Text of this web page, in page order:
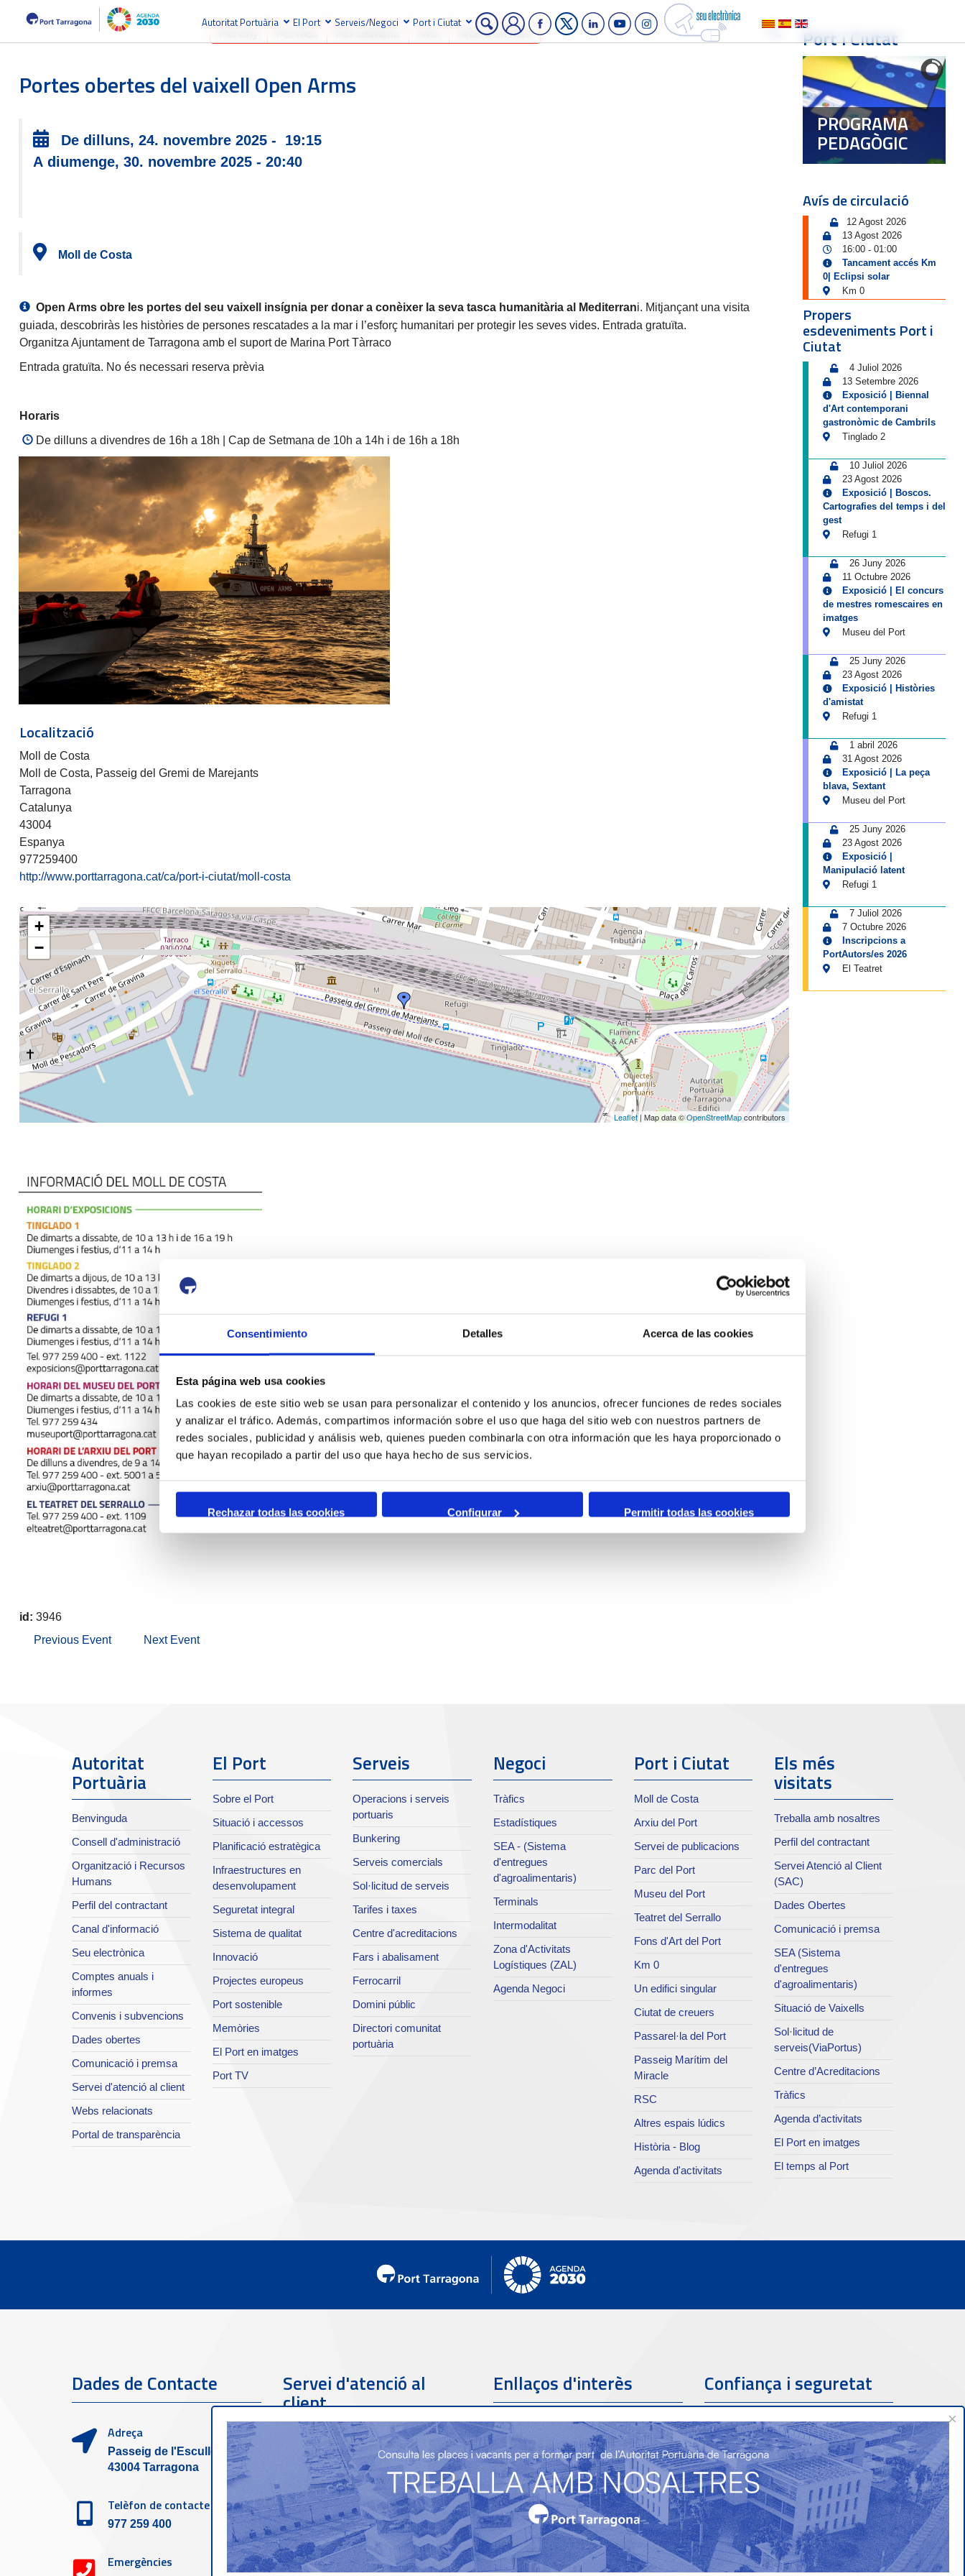
Consentimiento Detalles Acerca de las cookies
Esta página web usa cookies
Las cookies de este sitio web se usan para personalizar el contenido y los anuncios, ofrecer funciones de redes sociales
y analizar el tráfico. Además, compartimos información sobre el uso que haga del sitio web con nuestros partners de
redes sociales, publicidad y análisis web, quienes pueden combinarla con otra información que les haya proporcionado o
que hayan recopilado a partir del uso que haya hecho de sus servicios.
Rechazar todas las cookies Configurar Permitir todas las cookies
Autoritat Portuària El Port Serveis/Negoci Port i Ciutat
Anar a un mes
Portes obertes del vaixell Open Arms
De dilluns, 24. novembre 2025 - 19:15
A diumenge, 30. novembre 2025 - 20:40
Moll de Costa
Open Arms obre les portes del seu vaixell insígnia per donar a conèixer la seva tasca humanitària al Mediterrani. Mitjançant una visita
guiada, descobriràs les històries de persones rescatades a la mar i l’esforç humanitari per protegir les seves vides. Entrada gratuïta.
Organitza Ajuntament de Tarragona amb el suport de Marina Port Tàrraco
Entrada gratuïta. No és necessari reserva prèvia
Horaris
De dilluns a divendres de 16h a 18h | Cap de Setmana de 10h a 14h i de 16h a 18h
Localització
Moll de Costa
Moll de Costa, Passeig del Gremi de Marejants
Tarragona
Catalunya
43004
Espanya
977259400
http://www.porttarragona.cat/ca/port-i-ciutat/moll-costa
+
−
Leaflet| Map data ©OpenStreetMapcontributors
id: 3946
Previous Event
Next Event
Port i Ciutat
PROGRAMA
PEDAGÒGIC
Avís de circulació
12 Agost 2026
13 Agost 2026
16:00- 01:00
Tancament accés Km
0| Eclipsi solar
Km 0
Propers
esdeveniments Port i
Ciutat
4 Juliol 2026
13 Setembre 2026
Exposició | Biennal
d'Art contemporani
gastronòmic de Cambrils
Tinglado 2
10 Juliol 2026
23 Agost 2026
Exposició | Boscos.
Cartografies del temps i del
gest
Refugi 1
26 Juny 2026
11 Octubre 2026
Exposició | El concurs
de mestres romescaires en
imatges
Museu del Port
25 Juny 2026
23 Agost 2026
Exposició | Històries
d'amistat
Refugi 1
1 abril 2026
31 Agost 2026
Exposició | La peça
blava, Sextant
Museu del Port
25 Juny 2026
23 Agost 2026
Exposició |
Manipulació latent
Refugi 1
7 Juliol 2026
7 Octubre 2026
Inscripcions a
PortAutors/es 2026
El Teatret
Autoritat
Portuària
Benvinguda
Consell d'administració
Organització i Recursos
Humans
Perfil del contractant
Canal d'informació
Seu electrònica
Comptes anuals i
informes
Convenis i subvencions
Dades obertes
Comunicació i premsa
Servei d'atenció al client
Webs relacionats
Portal de transparència
El Port
Sobre el Port
Situació i accessos
Planificació estratègica
Infraestructures en
desenvolupament
Seguretat integral
Sistema de qualitat
Innovació
Projectes europeus
Port sostenible
Memòries
El Port en imatges
Port TV
Serveis
Operacions i serveis
portuaris
Bunkering
Serveis comercials
Sol·licitud de serveis
Tarifes i taxes
Centre d'acreditacions
Fars i abalisament
Ferrocarril
Domini públic
Directori comunitat
portuària
Negoci
Tràfics
Estadístiques
SEA - (Sistema
d'entregues
d'agroalimentaris)
Terminals
Intermodalitat
Zona d'Activitats
Logístiques (ZAL)
Agenda Negoci
Port i Ciutat
Moll de Costa
Arxiu del Port
Servei de publicacions
Parc del Port
Museu del Port
Teatret del Serrallo
Fons d'Art del Port
Km 0
Un edifici singular
Ciutat de creuers
Passarel·la del Port
Passeig Marítim del
Miracle
RSC
Altres espais lúdics
Història - Blog
Agenda d'activitats
Els més
visitats
Treballa amb nosaltres
Perfil del contractant
Servei Atenció al Client
(SAC)
Dades Obertes
Comunicació i premsa
SEA (Sistema
d'entregues
d'agroalimentaris)
Situació de Vaixells
Sol·licitud de
serveis(ViaPortus)
Centre d’Acreditacions
Tràfics
Agenda d’activitats
El Port en imatges
El temps al Port
Dades de Contacte
Adreça
Passeig de l'Escullera s/n,
43004 Tarragona
Telèfon de contacte
977 259 400
Emergències
Servei d'atenció al
client
Telèfon de contacte
977 259 462
Email de contacte
sac@porttarragona.cat
Informació SAC
Enllaços d'interès
Partners
Confiança i seguretat
×